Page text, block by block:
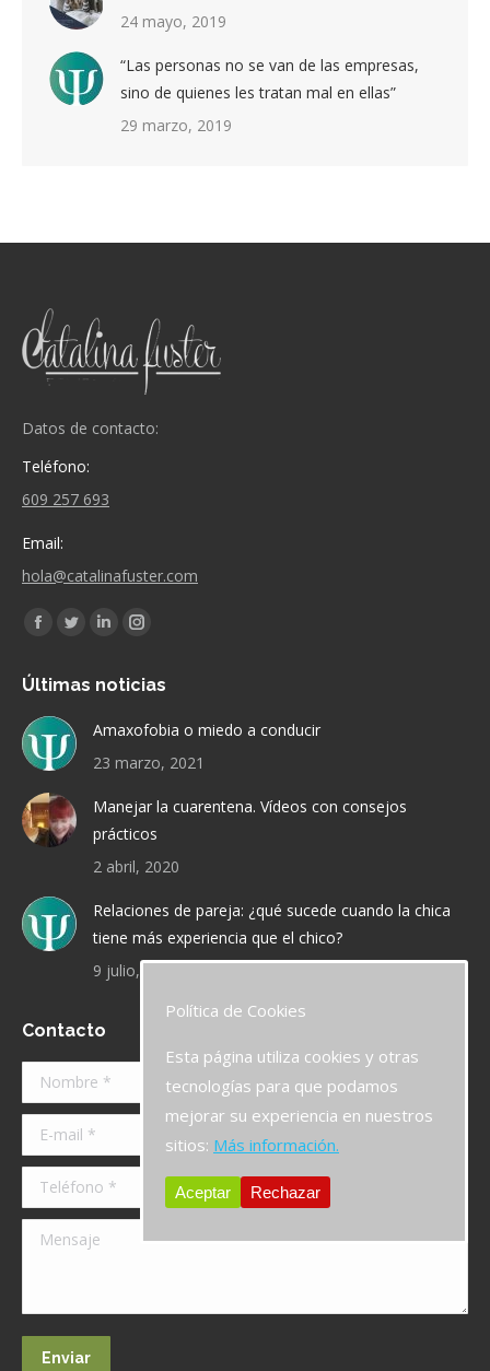
24 mayo, 2019
“Las personas no se van de las empresas,
sino de quienes les tratan mal en ellas”
29 marzo, 2019
Datos de contacto:
Teléfono:
609 257 693
Email:
hola@catalinafuster.com
Encuéntranos en:
Facebook
opens
in
new
window
Twitter
opens
in
new
window
Linkedin
opens
window
Instagram
opens
in
window
Últimas noticias
Amaxofobia o miedo a conducir
23 marzo, 2021
Manejar la cuarentena. Vídeos con consejos
prácticos
2 abril, 2020
Relaciones de pareja: ¿qué sucede cuando la chica
tiene más experiencia que el chico?
9 julio, 2019
Contacto
Nombre *
E-mail *
Teléfono *
Mensaje
Enviar
Política de Cookies
Esta página utiliza cookies y otras
tecnologías para que podamos
mejorar su experiencia en nuestros
sitios: Más información.
Aceptar Rechazar